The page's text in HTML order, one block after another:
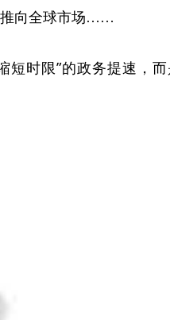
推向全球市场……
短时限”的政务提速，